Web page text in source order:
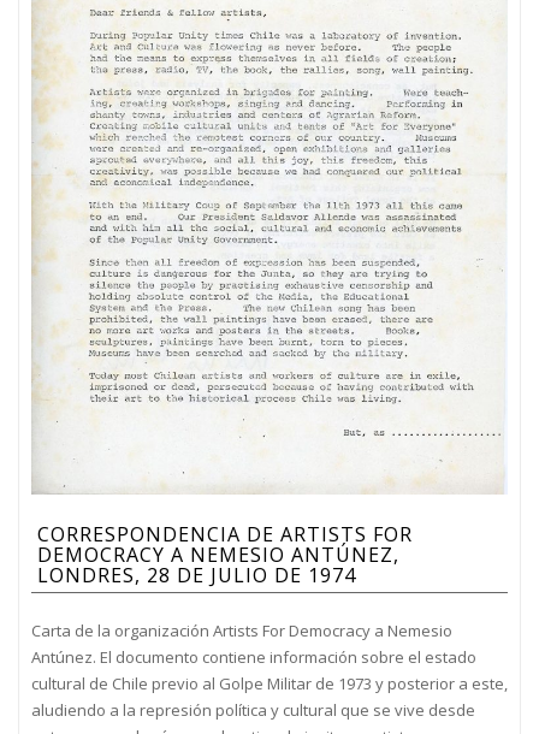
CORRESPONDENCIA DE ARTISTS FOR
DEMOCRACY A NEMESIO ANTÚNEZ,
LONDRES, 28 DE JULIO DE 1974
Carta de la organización Artists For Democracy a Nemesio
Antúnez. El documento contiene información sobre el estado
cultural de Chile previo al Golpe Militar de 1973 y posterior a este,
aludiendo a la represión política y cultural que se vive desde